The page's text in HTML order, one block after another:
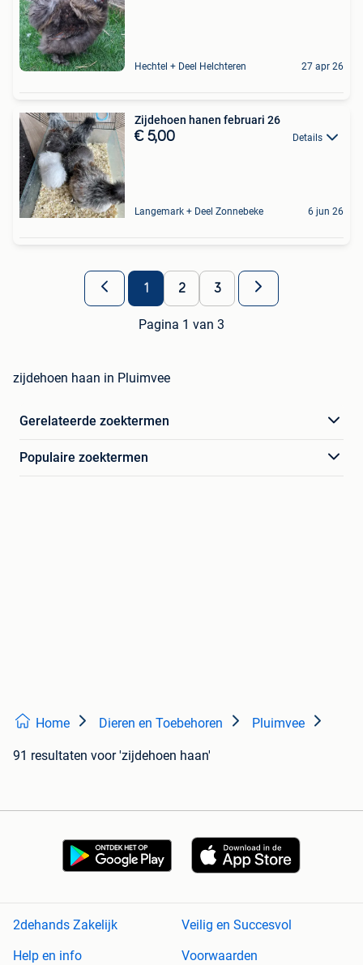
Hechtel + Deel Helchteren 27 apr 26
Zijdehoen hanen februari 26
€ 5,00 Details
Langemark + Deel Zonnebeke 6 jun 26
1 2 3
Pagina 1 van 3
zijdehoen haan in Pluimvee
Gerelateerde zoektermen
Populaire zoektermen
Home Dieren en Toebehoren Pluimvee
91 resultaten voor 'zijdehoen haan'
2dehands Zakelijk
Veilig en Succesvol
Help en info
Voorwaarden